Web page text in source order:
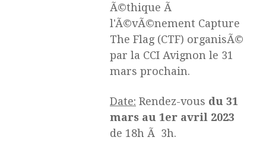
Ã©thique Ã
l'Ã©vÃ©nement Capture
The Flag (CTF) organisÃ©
par la CCI Avignon le 31
mars prochain.
Date: Rendez-vous du 31
mars au 1er avril 2023
de 18h Ã 3h.